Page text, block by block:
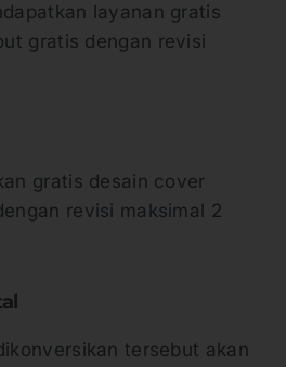
layanan gratis
gratis dengan revisi
gratis desain cover
revisi maksimal 2
tersebut akan